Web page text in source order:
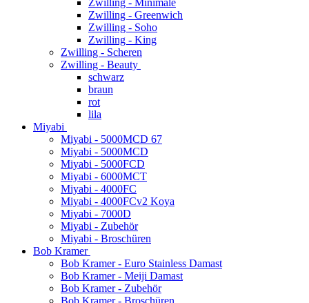
Zwilling - Minimale
Zwilling - Greenwich
Zwilling - Soho
Zwilling - King
Zwilling - Scheren
Zwilling - Beauty
schwarz
braun
rot
lila
Miyabi
Miyabi - 5000MCD 67
Miyabi - 5000MCD
Miyabi - 5000FCD
Miyabi - 6000MCT
Miyabi - 4000FC
Miyabi - 4000FCv2 Koya
Miyabi - 7000D
Miyabi - Zubehör
Miyabi - Broschüren
Bob Kramer
Bob Kramer - Euro Stainless Damast
Bob Kramer - Meiji Damast
Bob Kramer - Zubehör
Bob Kramer - Broschüren